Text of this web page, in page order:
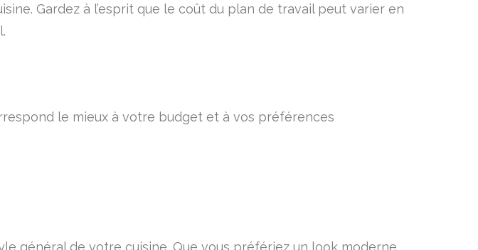
Gardez à l’esprit que le coût du plan de travail peut varier en
le mieux à votre budget et à vos préférences
général de votre cuisine. Que vous préfériez un look moderne,